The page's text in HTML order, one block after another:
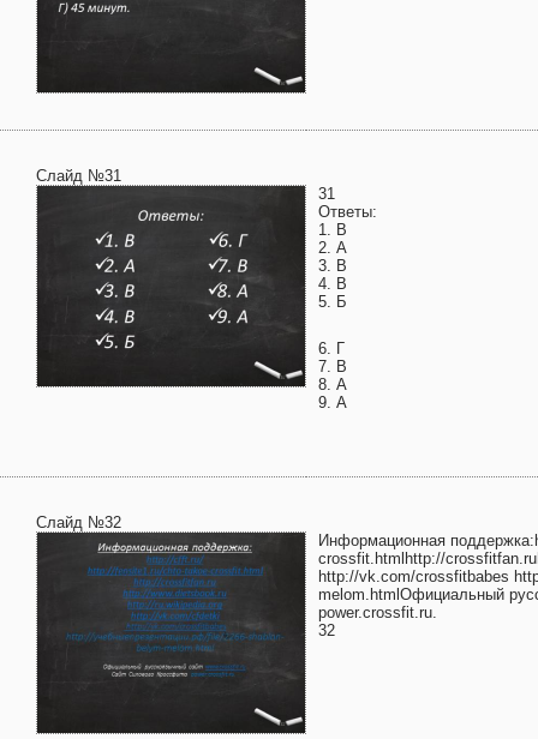
Слайд №31
31
Ответы:
1. В
2. А
3. В
4. В
5. Б
6. Г
7. В
8. А
9. А
Слайд №32
Информационная
crossfit.htmlhttp://
http://vk.com/crossfitbabes
melom.htmlОфициальный
power.crossfit.ru.
32